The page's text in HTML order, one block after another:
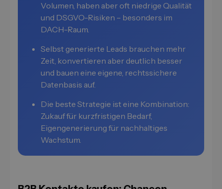
Volumen, haben aber oft niedrige Qualität
und DSGVO-Risiken – besonders im
DACH-Raum.
Selbst generierte Leads brauchen mehr
Zeit, konvertieren aber deutlich besser
und bauen eine eigene, rechtssichere
Datenbasis auf.
Die beste Strategie ist eine Kombination:
Zukauf für kurzfristigen Bedarf,
Eigengenerierung für nachhaltiges
Wachstum.